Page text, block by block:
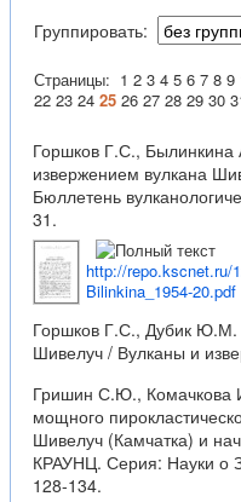
Группировать:
Страницы: 1 2 3 4 5 6 7 8 9
22 23 24 25 26 27 28 29 30
Горшков Г.С.,
извержением вулкана
Бюллетень
31.
http://repo.kscnet.ru/
Bilinkina_1954-20.pdf
Горшков Г.С., Дубик Ю.М.
Шивелуч / Вулканы и
Гришин С.Ю., Комачкова
мощного
Шивелуч (Камчатка) и
КРАУНЦ. Серия: Науки о
128-134.